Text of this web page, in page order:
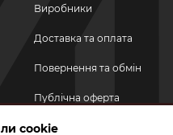
Виробники
Доставка та оплата
Повернення та обмін
Публічна оферта
Політика
cookie